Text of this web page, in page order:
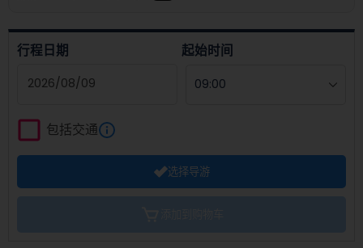
行程日期 起始时间
forward
to
interact
the
包括交通
选择导游